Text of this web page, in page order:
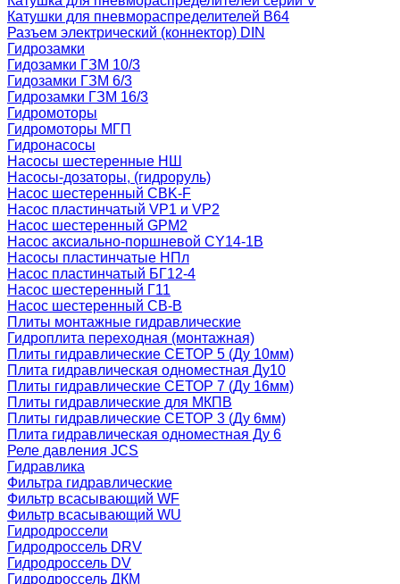
Катушки для пневмораспределителей В64
Разъем электрический (коннектор) DIN
Гидрозамки
Гидозамки ГЗМ 10/3
Гидозамки ГЗМ 6/3
Гидрозамки ГЗМ 16/3
Гидромоторы
Гидромоторы МГП
Гидронасосы
Насосы шестеренные НШ
Насосы-дозаторы, (гидроруль)
Насос шестеренный CBK-F
Насос пластинчатый VP1 и VP2
Насос шестеренный GPM2
Насос аксиально-поршневой CY14-1B
Насосы пластинчатые НПл
Насос пластинчатый БГ12-4
Насос шестеренный Г11
Насос шестеренный СВ-В
Плиты монтажные гидравлические
Гидроплита переходная (монтажная)
Плиты гидравлические СЕТОР 5 (Ду 10мм)
Плита гидравлическая одноместная Ду10
Плиты гидравлические СЕТОР 7 (Ду 16мм)
Плиты гидравлические для МКПВ
Плиты гидравлические СЕТОР 3 (Ду 6мм)
Плита гидравлическая одноместная Ду 6
Реле давления JCS
Гидравлика
Фильтра гидравлические
Фильтр всасывающий WF
Фильтр всасывающий WU
Гидродроссели
Гидродроссель DRV
Гидродроссель DV
Гидродроссель ДКМ